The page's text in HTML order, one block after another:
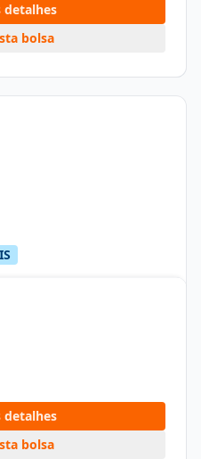
detalhes
bolsa
detalhes
bolsa